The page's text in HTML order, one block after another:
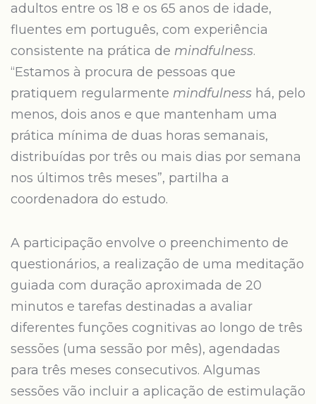
adultos entre os 18 e os 65 anos de idade,
fluentes em português, com experiência
consistente na prática de mindfulness.
“Estamos à procura de pessoas que
pratiquem regularmente mindfulness há, pelo
menos, dois anos e que mantenham uma
prática mínima de duas horas semanais,
distribuídas por três ou mais dias por semana
nos últimos três meses”, partilha a
coordenadora do estudo.
A participação envolve o preenchimento de
questionários, a realização de uma meditação
guiada com duração aproximada de 20
minutos e tarefas destinadas a avaliar
diferentes funções cognitivas ao longo de três
sessões (uma sessão por mês), agendadas
para três meses consecutivos. Algumas
sessões vão incluir a aplicação de estimulação